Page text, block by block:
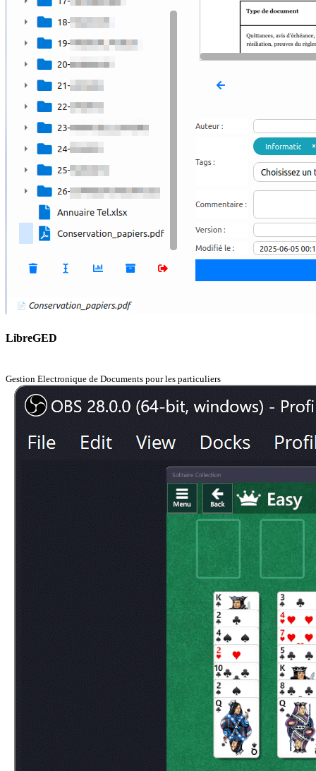
LibreGED
Gestion Electronique de Documents pour les particuliers